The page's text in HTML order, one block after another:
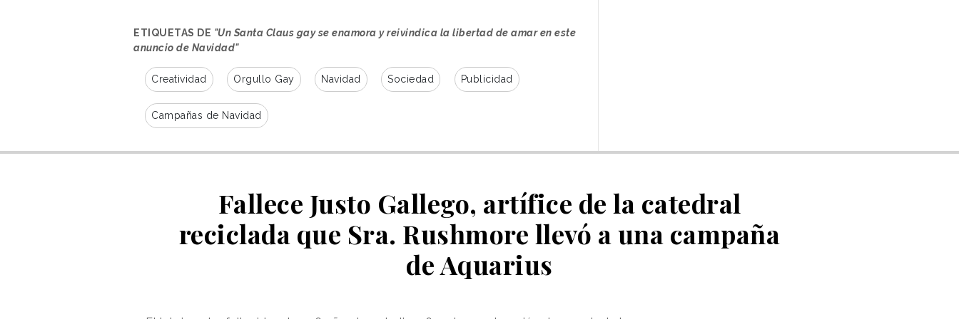
ETIQUETAS DE "Un Santa Claus gay se enamora y reivindica la libertad de amar en este
anuncio de Navidad"
Creatividad Orgullo Gay Navidad Sociedad Publicidad
Campañas de Navidad
Fallece Justo Gallego, artífice de la catedral
reciclada que Sra. Rushmore llevó a una campaña
de Aquarius